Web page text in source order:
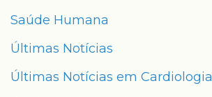
Saúde Humana
Últimas Notícias
Últimas Notícias em Cardiologia